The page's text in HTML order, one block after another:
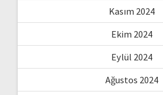
Kasım 2024
Ekim 2024
Eylül 2024
Ağustos 2024